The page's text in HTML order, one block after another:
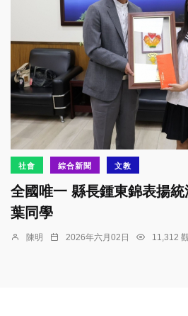
社會 綜合新聞 文教
全國唯一 縣長鍾東錦表揚
葉同學
陳明 2026年六月02日 11,312